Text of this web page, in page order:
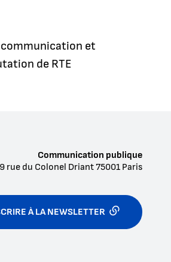
communication et
de RTE
Communication publique
9 rue du Colonel Driant75001 Paris
À LA NEWSLETTER